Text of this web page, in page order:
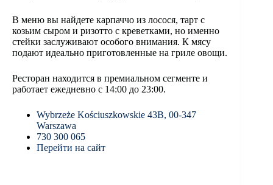
В меню вы найдете карпаччо из лосося, тарт с
козьим сыром и ризотто с креветками, но именно
стейки заслуживают особого внимания. К мясу
подают идеально приготовленные на гриле овощи.
Ресторан находится в премиальном сегменте и
работает ежедневно с 14:00 до 23:00.
Wybrzeże Kościuszkowskie 43B, 00-347
Warszawa
730 300 065
Перейти на сайт